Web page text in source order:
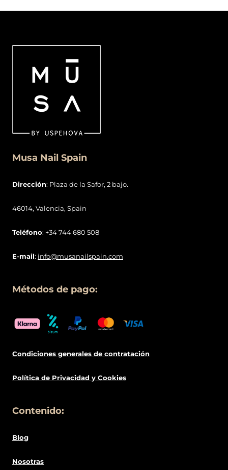
Musa Nail Spain
Dirección: Plaza de la Safor, 2 bajo.
46014, Valencia, Spain
Teléfono: +34 744 680 508
E-mail: info@musanailspain.com
Métodos de pago:
Condiciones generales de contratación
Política de Privacidad y Cookies
Contenido:
Blog
Nosotras